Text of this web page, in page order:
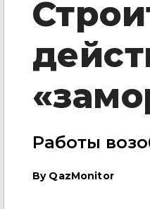
Работы
By QazMonitor